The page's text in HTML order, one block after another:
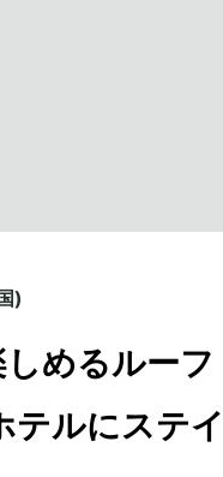
)
めるルー
テルにステ